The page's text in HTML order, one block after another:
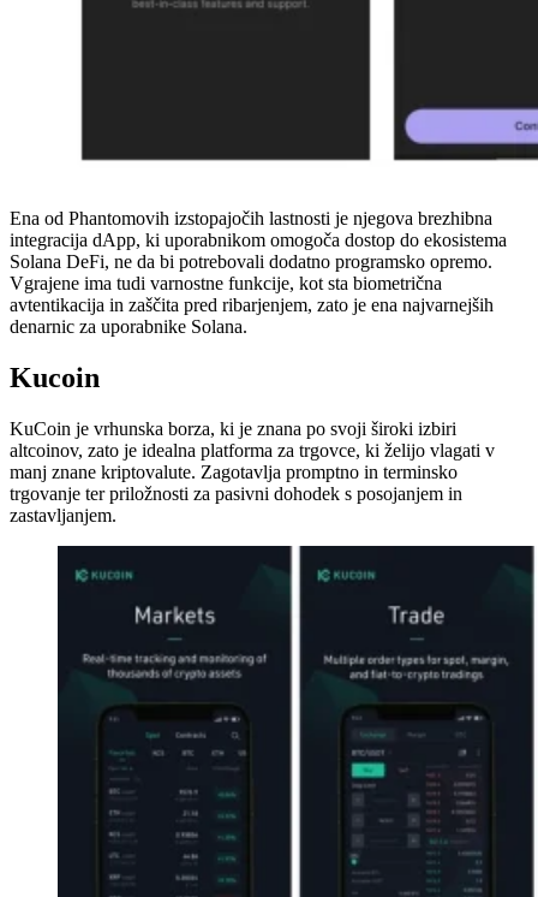
Ena od Phantomovih izstopajočih lastnosti je njegova brezhibna
integracija dApp, ki uporabnikom omogoča dostop do ekosistema
Solana DeFi, ne da bi potrebovali dodatno programsko opremo.
Vgrajene ima tudi varnostne funkcije, kot sta biometrična
avtentikacija in zaščita pred ribarjenjem, zato je ena najvarnejših
denarnic za uporabnike Solana.
Kucoin
KuCoin je vrhunska borza, ki je znana po svoji široki izbiri
altcoinov, zato je idealna platforma za trgovce, ki želijo vlagati v
manj znane kriptovalute. Zagotavlja promptno in terminsko
trgovanje ter priložnosti za pasivni dohodek s posojanjem in
zastavljanjem.